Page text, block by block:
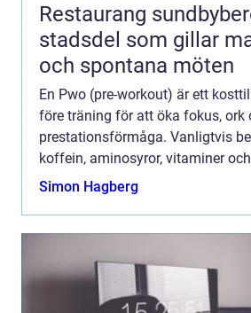
Restaurang sundbyberg
stadsdel som gillar
och spontana möten
En Pwo (pre-workout) är ett
före träning för att öka fokus, ork
prestationsförmåga. Vanligtvis
koffein, aminosyror, vitaminer
växtextrakt. Tanken &au...
Simon Hagberg